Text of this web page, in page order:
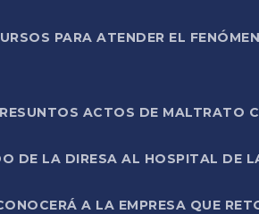
PARA ATENDER EL
ACTOS DE
DE LA DIRESA AL HOSPITAL DE
A LA EMPRESA QUE